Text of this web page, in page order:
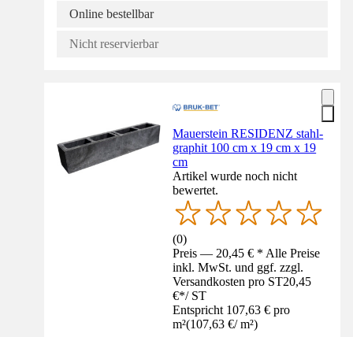
Online bestellbar
Nicht reservierbar
Mauerstein RESIDENZ stahl-
graphit 100 cm x 19 cm x 19
cm
Artikel wurde noch nicht
bewertet.
(0)
Preis — 20,45 € * Alle Preise
inkl. MwSt. und ggf. zzgl.
Versandkosten pro ST20,45
€*/ ST
Entspricht 107,63 € pro
m²(107,63 €/ m²)